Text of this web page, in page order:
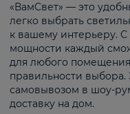
«ВамСвет» — это
легко выбрать
к вашему интерьеру.
мощности каждый
для любого
правильности
самовывозом в шоу-
доставку на дом.